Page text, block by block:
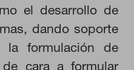
el desarrollo de
dando soporte
la formulación de
cara a formular
sitio no funcionarán. Estas
las visitas y fuentes de